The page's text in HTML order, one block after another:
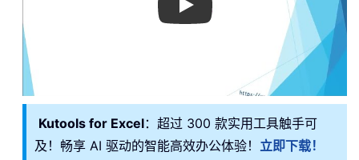
Play
Kutools for Excel：超过 300 款实用工具触手可
及！畅享 AI 驱动的智能高效办公体验！ 立即下载！